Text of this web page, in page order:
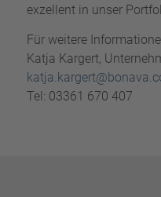
exzellent in unser
Für weitere
Katja Kargert,
Tel: 03361 670 407